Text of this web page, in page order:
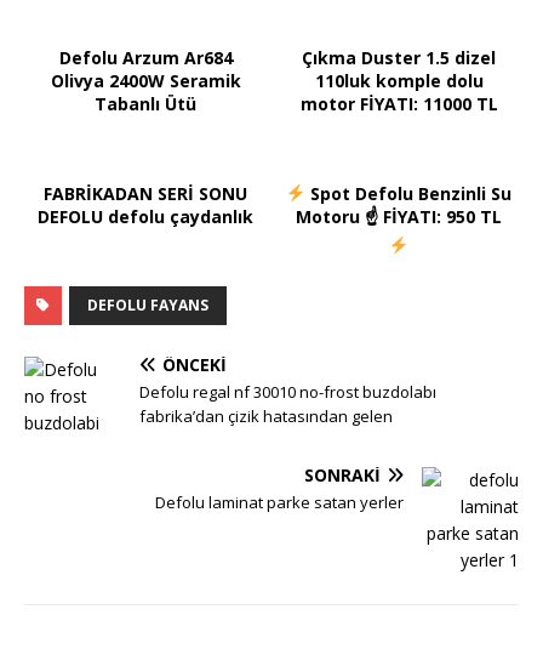
Defolu Arzum Ar684
Olivya 2400W Seramik
Tabanlı Ütü
Çıkma Duster 1.5 dizel
110luk komple dolu
motor FİYATI: 11000 TL
FABRİKADAN SERİ SONU
DEFOLU defolu çaydanlık
Spot Defolu Benzinli Su
Motoru ☝ FİYATI: 950 TL
DEFOLU FAYANS
ÖNCEKI
Defolu regal nf 30010 no-frost buzdolabı
fabrika’dan çizik hatasından gelen
SONRAKI
Defolu laminat parke satan yerler